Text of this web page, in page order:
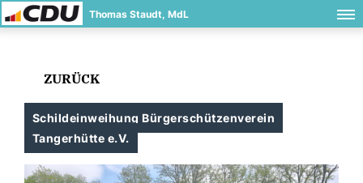
Thomas Staudt, MdL
ZURÜCK
Schildeinweihung Bürgerschützenverein
Tangerhütte e.V.